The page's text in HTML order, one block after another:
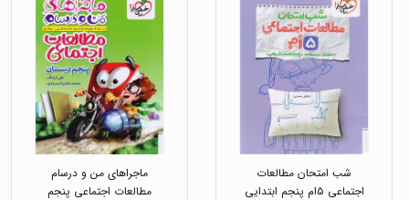
شب امتحان مطالعات
اجتماعی ۵ام پنجم ابتدایی
ماجراهای من و درسام
مطالعات اجتماعی پنجم